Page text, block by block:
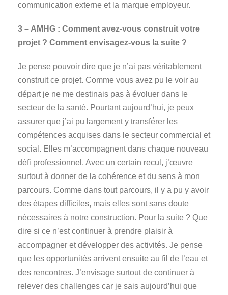
communication externe et la marque employeur.
3 – AMHG : Comment avez-vous construit votre
projet ? Comment envisagez-vous la suite ?
Je pense pouvoir dire que je n’ai pas véritablement
construit ce projet. Comme vous avez pu le voir au
départ je ne me destinais pas à évoluer dans le
secteur de la santé. Pourtant aujourd’hui, je peux
assurer que j’ai pu largement y transférer les
compétences acquises dans le secteur commercial et
social. Elles m’accompagnent dans chaque nouveau
défi professionnel. Avec un certain recul, j’œuvre
surtout à donner de la cohérence et du sens à mon
parcours. Comme dans tout parcours, il y a pu y avoir
des étapes difficiles, mais elles sont sans doute
nécessaires à notre construction. Pour la suite ? Que
dire si ce n’est continuer à prendre plaisir à
accompagner et développer des activités. Je pense
que les opportunités arrivent ensuite au fil de l’eau et
des rencontres. J’envisage surtout de continuer à
relever des challenges car je sais aujourd’hui que